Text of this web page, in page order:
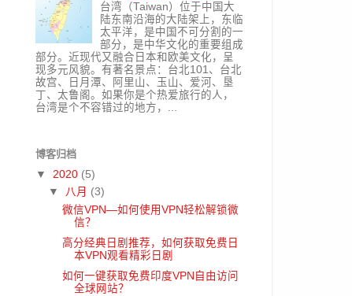
台湾（Taiwan）位于中国大
陆东南沿海的大陆架上，东临
太平洋，是中国不可分割的一
部分，是中华文化的重要组成
部分。近现代又融合日本和欧美文化，呈
现多元风貌。有著名景点：台北101、台北
故宫、日月潭、阿里山、玉山、爱河、垦
丁、太鲁阁。如果你是个热爱旅行的人，
台湾是个不容错过的地方，...
博客归档
▼ 2020 (5)
▼ 八月 (3)
微信VPN—如何使用VPN轻松解锁微
信？
高分经典日剧推荐，如何获取免费日
本VPN观看精彩日剧
如何一键获取免费印度VPN自由访问
全球网站？